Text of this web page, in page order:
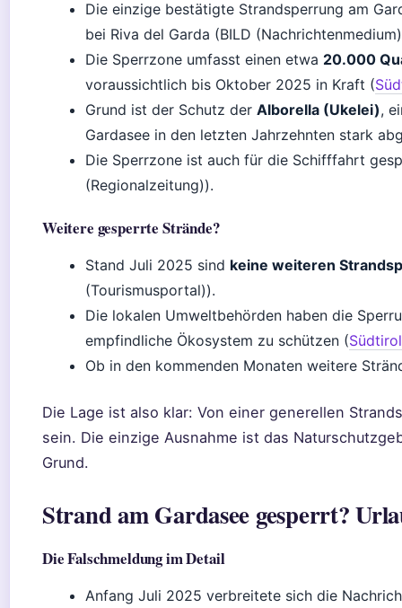
Die einzige bestätigte Strandsperrung am
bei Riva del Garda (BILD
Die Sperrzone umfasst einen etwa 20.000
voraussichtlich bis Oktober 2025 in Kraft (
Grund ist der Schutz der Alborella (Ukelei),
Gardasee in den letzten Jahrzehnten stark
Die Sperrzone ist auch für die Schifffahrt
(Regionalzeitung)).
Weitere gesperrte Strände?
Stand Juli 2025 sind keine weiteren
(Tourismusportal)).
Die lokalen Umweltbehörden haben die
empfindliche Ökosystem zu schützen (
Ob in den kommenden Monaten weitere
Die Lage ist also klar: Von einer generellen
sein. Die einzige Ausnahme ist das
Grund.
Strand am Gardasee gesperrt?
Die Falschmeldung im Detail
Anfang Juli 2025 verbreitete sich die